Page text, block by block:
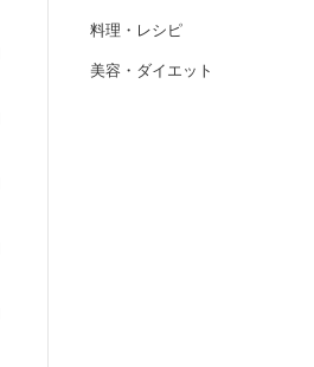
料理・レシピ
美容・ダイエット